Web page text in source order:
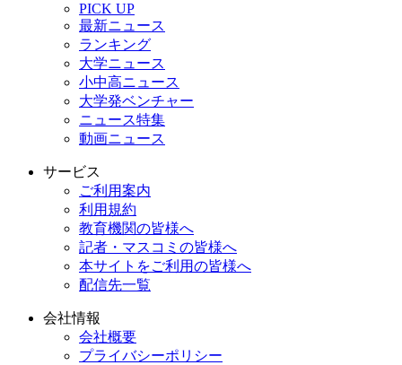
PICK UP
最新ニュース
ランキング
大学ニュース
小中高ニュース
大学発ベンチャー
ニュース特集
動画ニュース
サービス
ご利用案内
利用規約
教育機関の皆様へ
記者・マスコミの皆様へ
本サイトをご利用の皆様へ
配信先一覧
会社情報
会社概要
プライバシーポリシー